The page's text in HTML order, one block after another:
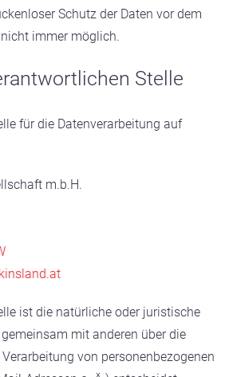
Schutz der Daten vor dem
immer möglich.
Stelle
für die Datenverarbeitung auf
m.b.H.
ist die natürliche oder juristische
mit anderen über die
von personenbezogenen